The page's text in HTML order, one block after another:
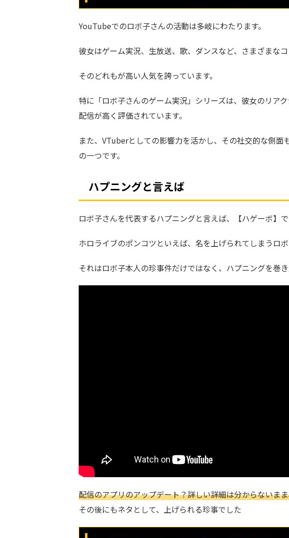
YouTubeでのロボ子さんの活動は多岐にわたります。
彼女はゲーム実況、生放送、歌、ダンスなど、さまざまなコ
そのどれもが高い人気を誇っています。
特に「ロボ子さんのゲーム実況」シリーズは、彼女のリア
配信が高く評価されています。
また、VTuberとしての影響力を活かし、その社交的な側面
の一つです。
ハプニングと言えば
ロボ子さんを代表するハプニングと言えば、【ハゲーボ】で
ホロライブのポンコツといえば、名を上げられてしまうロボ
それはロボ子本人の珍事件だけではなく、ハプニングを巻
配信のアプリのアップデート？詳しい詳細は分からないま
その後にもネタとして、上げられる珍事でした